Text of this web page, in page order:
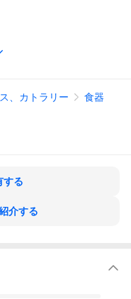
ご確認ください。ご注
せは、メールでご連絡
ださい。商品の色やイ
る場合がございます。
、カトラリー
食器
する
介する